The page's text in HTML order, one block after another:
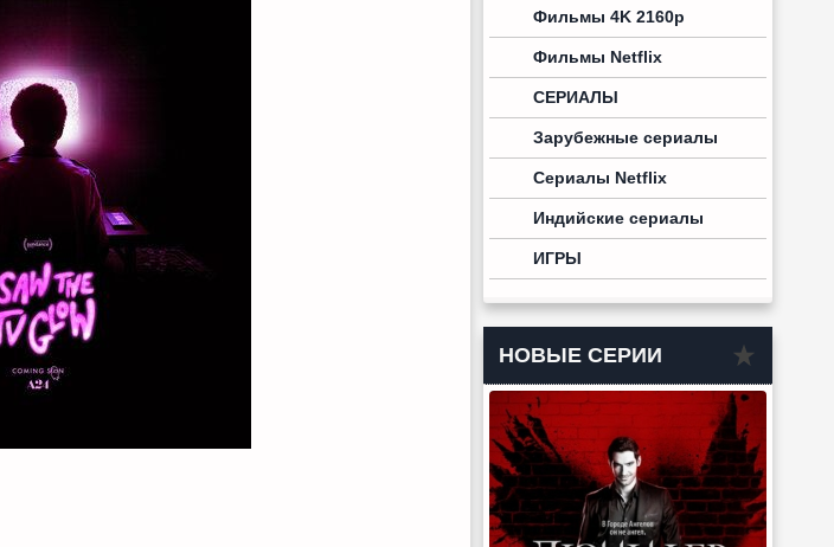
Фильмы 4K 2160p
Фильмы Netflix
СЕРИАЛЫ
Зарубежные сериалы
Сериалы Netflix
Индийские сериалы
ИГРЫ
НОВЫЕ СЕРИИ